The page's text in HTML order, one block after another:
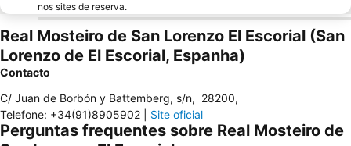
nos sites de reserva.
Real Mosteiro de San Lorenzo El Escorial (San
Lorenzo de El Escorial, Espanha)
Contacto
C/ Juan de Borbón y Battemberg, s/n, 28200,
Telefone: +34(91)8905902 Site oficial
Perguntas frequentes sobre Real Mosteiro de